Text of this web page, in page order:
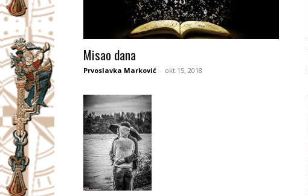
Misao dana
Prvoslavka Marković - okt 15, 2018